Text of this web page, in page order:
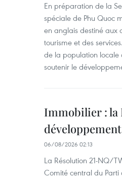
En préparation de la
spéciale de Phu Quoc
en anglais destiné aux
tourisme et des
de la population locale
soutenir le
Immobilier : la
06/08/2026 02:13
La Résolution 21-NQ/
Comité central du